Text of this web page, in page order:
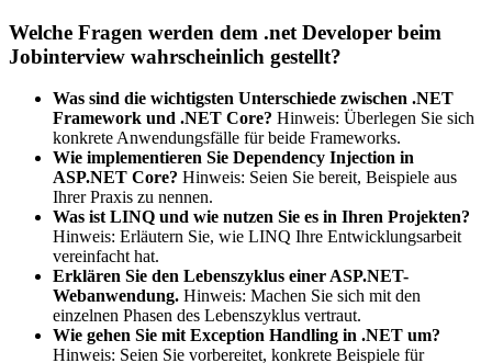
Welche Fragen werden dem .net Developer beim
Jobinterview wahrscheinlich gestellt?
Was sind die wichtigsten Unterschiede zwischen .NET
Framework und .NET Core? Hinweis: Überlegen Sie sich
konkrete Anwendungsfälle für beide Frameworks.
Wie implementieren Sie Dependency Injection in
ASP.NET Core? Hinweis: Seien Sie bereit, Beispiele aus
Ihrer Praxis zu nennen.
Was ist LINQ und wie nutzen Sie es in Ihren Projekten?
Hinweis: Erläutern Sie, wie LINQ Ihre Entwicklungsarbeit
vereinfacht hat.
Erklären Sie den Lebenszyklus einer ASP.NET-
Webanwendung. Hinweis: Machen Sie sich mit den
einzelnen Phasen des Lebenszyklus vertraut.
Wie gehen Sie mit Exception Handling in .NET um?
Hinweis: Seien Sie vorbereitet, konkrete Beispiele für